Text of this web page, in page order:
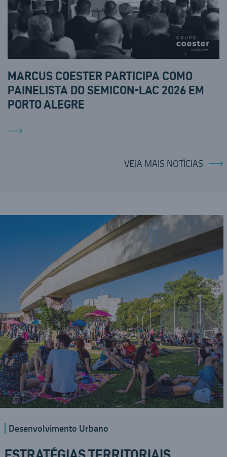
MARCUS COESTER PARTICIPA COMO
PAINELISTA DO SEMICON-LAC 2026 EM
PORTO ALEGRE
VEJA MAIS NOTÍCIAS
Desenvolvimento Urbano